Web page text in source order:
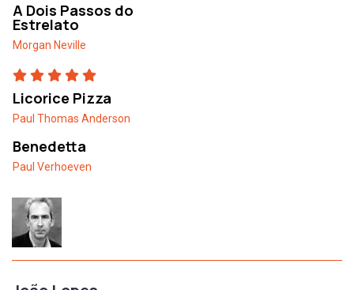
A Dois Passos do
Estrelato
Morgan Neville
Licorice Pizza
Paul Thomas Anderson
Benedetta
Paul Verhoeven